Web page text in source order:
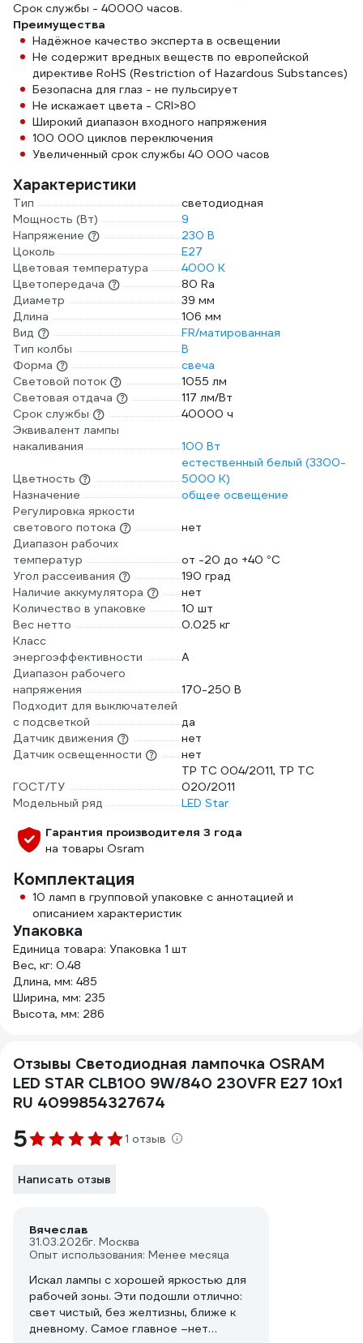
Срок службы - 40000 часов.
Преимущества
Надёжное качество эксперта в освещении
Не содержит вредных веществ по европейской
директиве RoHS (Restriction of Hazardous Substances)
Безопасна для глаз - не пульсирует
Не искажает цвета - CRI>80
Широкий диапазон входного напряжения
100 000 циклов переключения
Увеличенный срок службы 40 000 часов
Характеристики
Тип
светодиодная
Мощность (Вт)
9
Напряжение
230 В
Цоколь
E27
Цветовая температура
4000 К
Цветопередача
80 Ra
Диаметр
39 мм
Длина
106 мм
Вид
FR/матированная
Тип колбы
B
Форма
свеча
Световой поток
1055 лм
Световая отдача
117 лм/Вт
Срок службы
40000 ч
Эквивалент лампы
накаливания
100 Вт
Цветность
естественный белый (3300-
5000 К)
Назначение
общее освещение
Регулировка яркости
светового потока
нет
Диапазон рабочих
температур
от -20 до +40 °С
Угол рассеивания
190 град
Наличие аккумулятора
нет
Количество в упаковке
10 шт
Вес нетто
0.025 кг
Класс
энергоэффективности
A
Диапазон рабочего
напряжения
170-250 В
Подходит для выключателей
с подсветкой
да
Датчик движения
нет
Датчик освещенности
нет
ГОСТ/ТУ
ТР ТС 004/2011, ТР ТС
020/2011
Модельный ряд
LED Star
Гарантия производителя 3 года
на товары Osram
Комплектация
10 ламп в групповой упаковке с аннотацией и
описанием характеристик
Упаковка
Единица товара: Упаковка 1 шт
Вес, кг: 0.48
Длина, мм: 485
Ширина, мм: 235
Высота, мм: 286
Отзывы Светодиодная лампочка OSRAM
LED STAR CLB100 9W/840 230VFR E27 10x1
RU 4099854327674
5 1 отзыв
Написать отзыв
Вячеслав
31.03.2026г. Москва
Опыт использования: Менее месяца
Искал лампы с хорошей яркостью для
рабочей зоны. Эти подошли отлично:
свет чистый, без желтизны, ближе к
дневному. Самое главное –нет